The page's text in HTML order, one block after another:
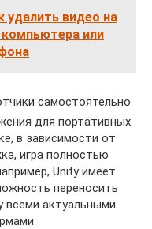
удалить видео на
компьютера или
самостоятельно
для портативных
в зависимости от
игра полностью
Unity имеет
переносить
актуальными